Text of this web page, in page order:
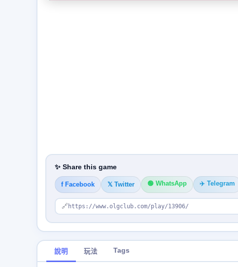
✨ Share this game
f Facebook 𝕏 Twitter 🟢 WhatsApp ✈️ Telegram
🔗 https://www.olgclub.com/play/13906/
說明 玩法 Tags